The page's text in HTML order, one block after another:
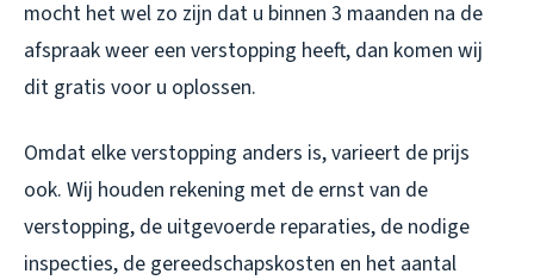
mocht het wel zo zijn dat u binnen 3 maanden na de
afspraak weer een verstopping heeft, dan komen wij
dit gratis voor u oplossen.
Omdat elke verstopping anders is, varieert de prijs
ook. Wij houden rekening met de ernst van de
verstopping, de uitgevoerde reparaties, de nodige
inspecties, de gereedschapskosten en het aantal